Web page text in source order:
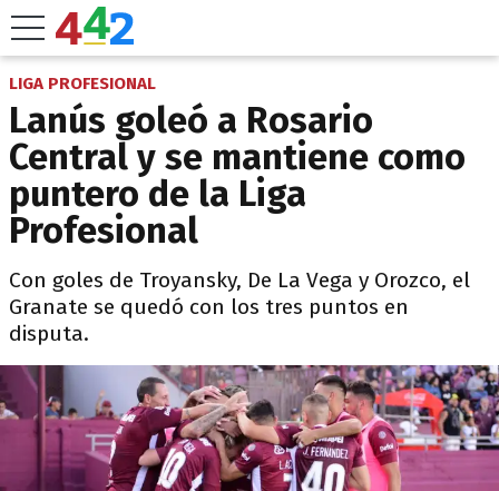
LIGA PROFESIONAL
Lanús goleó a Rosario
Central y se mantiene como
puntero de la Liga
Profesional
Con goles de Troyansky, De La Vega y Orozco, el
Granate se quedó con los tres puntos en
disputa.